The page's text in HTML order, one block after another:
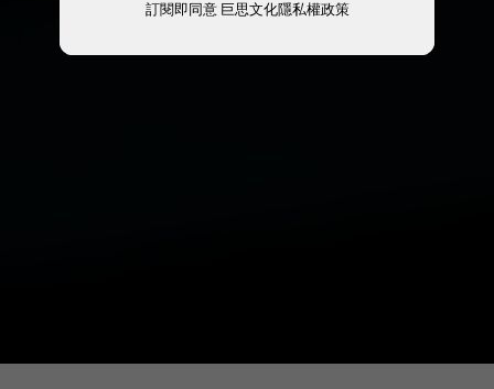
訂閱即同意 巨思文化隱私權政策